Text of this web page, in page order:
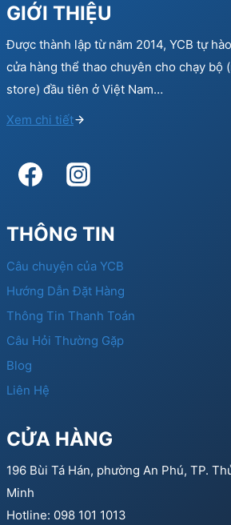
GIỚI THIỆU
Được thành lập từ năm 2014, YCB tự
cửa hàng thể thao chuyên cho chạy bộ
store) đầu tiên ở Việt Nam…
Xem chi tiết
THÔNG TIN
Câu chuyện của YCB
Hướng Dẫn Đặt Hàng
Thông Tin Thanh Toán
Câu Hỏi Thường Gặp
Blog
Liên Hệ
CỬA HÀNG
196 Bùi Tá Hán, phường An Phú, TP.
Minh
Hotline: 098 101 1013